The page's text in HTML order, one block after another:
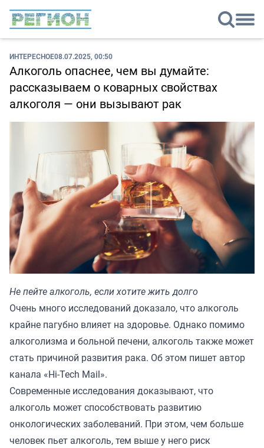
ИНТЕРЕСНОЕ08.07.2025, 00:50
Алкоголь опаснее, чем вы думайте:
рассказываем о коварных свойствах
алкоголя — они вызывают рак
Не пейте алкоголь, если хотите жить долго
Очень много исследований доказало, что алкоголь
крайне пагубно влияет на здоровье. Однако помимо
алкоголизма и больной печени, алкоголь также может
стать причиной развития рака. Об этом пишет автор
канала «Hi-Tech Mail».
Современные исследования доказывают, что
алкоголь может способствовать развитию
онкологических заболеваний. При этом, чем больше
человек пьет алкоголь, тем выше у него риск